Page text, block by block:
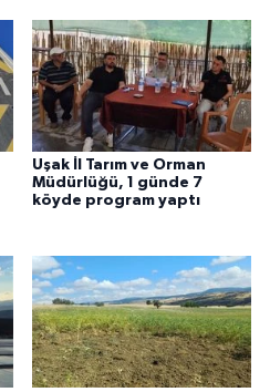
Uşak İl Tarım ve Orman
Müdürlüğü, 1 günde 7
köyde program yaptı